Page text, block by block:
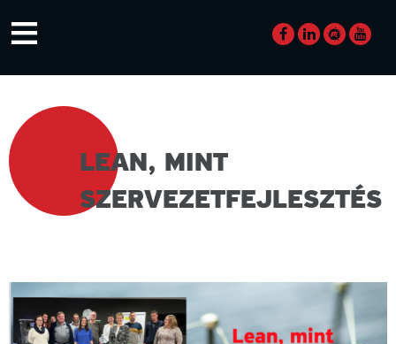
≡
LEAN, MINT
SZERVEZETFEJLESZTÉS